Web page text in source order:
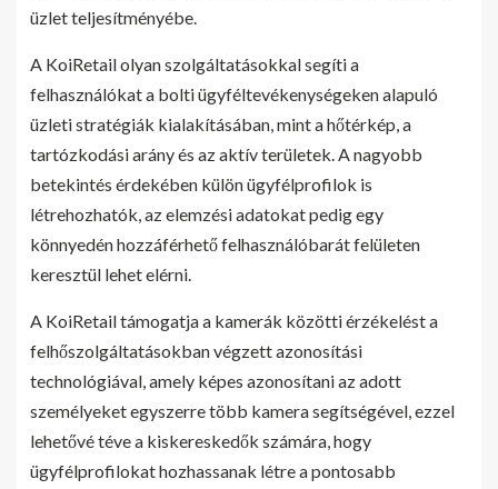
üzlet teljesítményébe.
A KoiRetail olyan szolgáltatásokkal segíti a
felhasználókat a bolti ügyféltevékenységeken alapuló
üzleti stratégiák kialakításában, mint a hőtérkép, a
tartózkodási arány és az aktív területek. A nagyobb
betekintés érdekében külön ügyfélprofilok is
létrehozhatók, az elemzési adatokat pedig egy
könnyedén hozzáférhető felhasználóbarát felületen
keresztül lehet elérni.
A KoiRetail támogatja a kamerák közötti érzékelést a
felhőszolgáltatásokban végzett azonosítási
technológiával, amely képes azonosítani az adott
személyeket egyszerre több kamera segítségével, ezzel
lehetővé téve a kiskereskedők számára, hogy
ügyfélprofilokat hozhassanak létre a pontosabb